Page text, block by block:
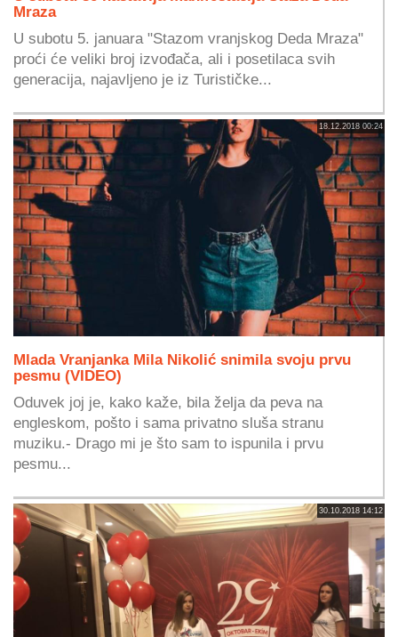
Mraza
U subotu 5. januara "Stazom vranjskog Deda Mraza"
proći će veliki broj izvođača, ali i posetilaca svih
generacija, najavljeno je iz Turističke...
18.12.2018 00:24
Mlada Vranjanka Mila Nikolić snimila svoju prvu
pesmu (VIDEO)
Oduvek joj je, kako kaže, bila želja da peva na
engleskom, pošto i sama privatno sluša stranu
muziku.- Drago mi je što sam to ispunila i prvu
pesmu...
30.10.2018 14:12